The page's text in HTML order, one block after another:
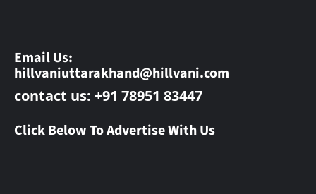
Email Us:
hillvaniuttarakhand@hillvani.com
contact us: +91 78951 83447
Click Below To Advertise With Us